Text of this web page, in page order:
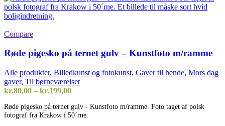
Compare
Røde pigesko på ternet gulv – Kunstfoto m/ramme
Alle produkter, Billedkunst og fotokunst, Gaver til hende, Mors dag
gaver, Til børneværelset
kr.80,00 – kr.199,00Prisinterval:
til
kr.199,00
Røde pigesko på ternet gulv - Kunstfoto m/ramme. Foto taget af polsk
fotograf fra Krakow i 50´rne.